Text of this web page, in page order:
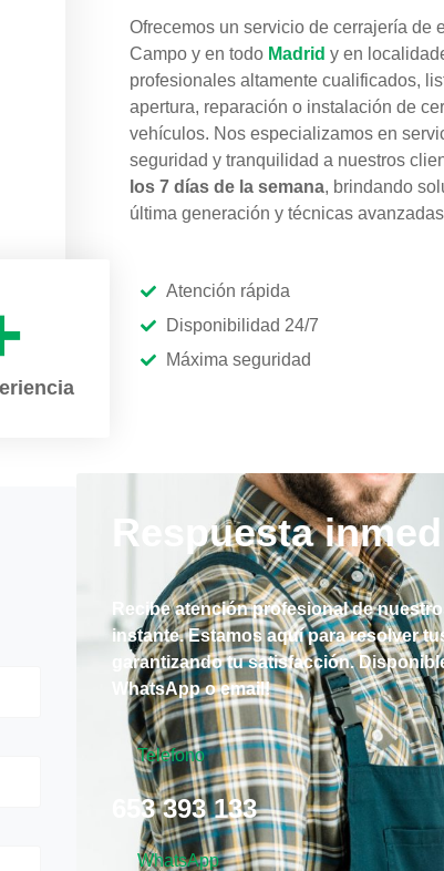
Ofrecemos un servicio de cerrajería de
Campo y en todo Madrid y en
profesionales altamente cualificados,
apertura, reparación o instalación de
vehículos. Nos especializamos en
seguridad y tranquilidad a nuestros
los 7 días de la semana, brindando
última generación y técnicas
Atención rápida
Disponibilidad 24/7
Máxima seguridad
Respuesta
Recibe atención profesional de
instante. Estamos aquí para resolver
garantizando tu satisfacción.
WhatsApp o email!
Telefono
653 393 133
WhatsApp